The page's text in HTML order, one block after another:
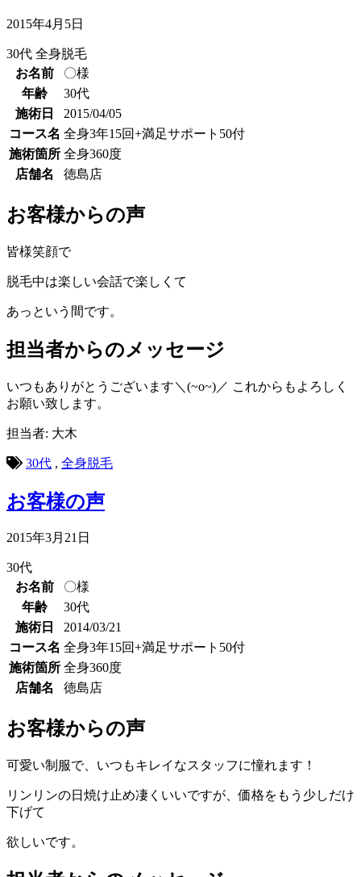
2015年4月5日
30代 全身脱毛
お名前
〇様
年齢
30代
施術日
2015/04/05
コース名 全身3年15回+満足サポート50付
施術箇所 全身360度
店舗名
徳島店
お客様からの声
皆様笑顔で
脱毛中は楽しい会話で楽しくて
あっという間です。
担当者からのメッセージ
いつもありがとうございます＼(~o~)／ これからもよろしく
お願い致します。
担当者: 大木
30代 , 全身脱毛
お客様の声
2015年3月21日
30代
お名前
〇様
年齢
30代
施術日
2014/03/21
コース名 全身3年15回+満足サポート50付
施術箇所 全身360度
店舗名
徳島店
お客様からの声
可愛い制服で、いつもキレイなスタッフに憧れます！
リンリンの日焼け止め凄くいいですが、価格をもう少しだけ
下げて
欲しいです。